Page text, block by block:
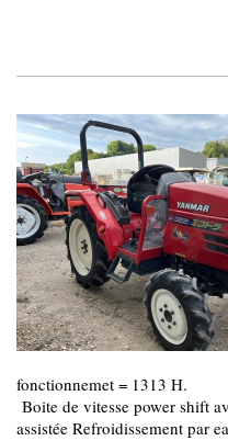
fonctionnemet = 1313 H.
Boite de vitesse power shift
assistée Refroidissement par